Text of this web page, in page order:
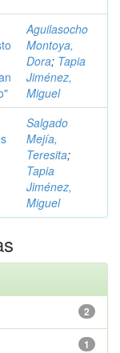
Aguilasocho
Montoya,
Dora; Tapia
Jiménez,
Miguel
Salgado
Mejía,
Teresita;
Tapia
Jiménez,
Miguel
2
1